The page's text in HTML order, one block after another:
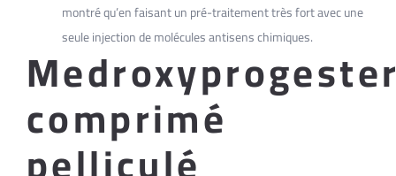
montré qu’en faisant un pré-traitement très fort avec une
seule injection de molécules antisens chimiques.
comprimé